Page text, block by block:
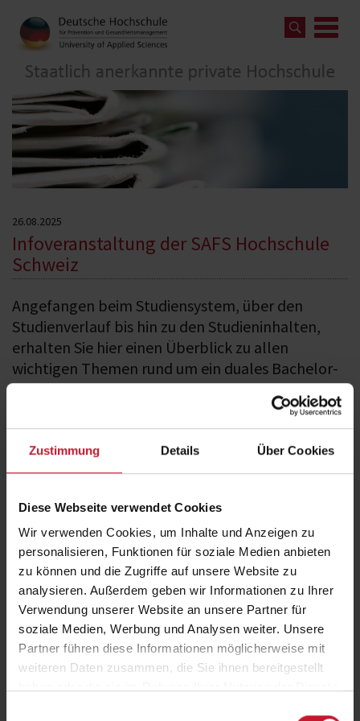
Zustimmung Details Über Cookies
Diese Webseite verwendet Cookies
Wir verwenden Cookies, um Inhalte und Anzeigen zu
personalisieren, Funktionen für soziale Medien anbieten
zu können und die Zugriffe auf unsere Website zu
analysieren. Außerdem geben wir Informationen zu Ihrer
Verwendung unserer Website an unsere Partner für
soziale Medien, Werbung und Analysen weiter. Unsere
Partner führen diese Informationen möglicherweise mit
weiteren Daten zusammen, die Sie ihnen bereitgestellt
26.08.2025
Infoveranstaltung der SAFS Hochschule
Schweiz
Angefangen beim Studiensystem, über den
Studienverlauf bis hin zu den Studieninhalten,
erhalten Sie hier einen Überblick zu allen
wichtigen Themen rund um ein duales Bachelor-
Studium an der SAFS Hochschule.
Infoveranstaltung anmelden. Diese können sie vor Ort am
Studienzentrum in Zürich besuchen oder sie nehmen in digitaler Form
Studienangebot kennen.
Fakten
Ort
Zürich
Datum
26.08.2025, 18:00 Uhr
Jetzt anmelden